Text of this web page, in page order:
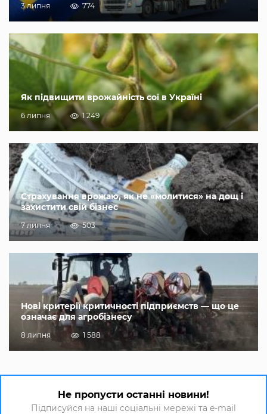
3 липня 774
Як підвищити врожайність сої в Україні
6 липня 1 249
Страхування врожаю, як не «молитися» на дощ і
захистити свій бізнес
7 липня 503
Нові критерії критичності підприємств — що це
означає для агробізнесу
8 липня 1 588
Не пропусти останні новини!
Підписуйся на наші соціальні мережі та e-mail